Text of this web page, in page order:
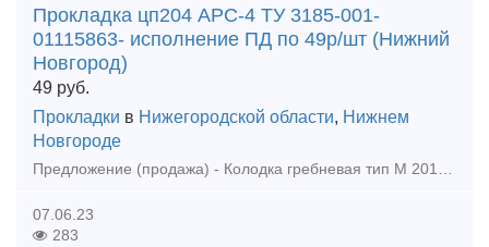
Прокладка цп204 АРС-4 ТУ 3185-001-
01115863- исполнение ПД по 49р/шт (Нижний
Новгород)
49 руб.
Прокладки в Нижегородской области, Нижнем
Новгороде
Предложение (продажа) - Колодка гребневая тип М 2018-19гг 3000 штук по 840 руб с ндс - Колесная пара НОНК 2018-19гг по 349000 руб с ндс 20% - Прокладка Ц
07.06.23
283